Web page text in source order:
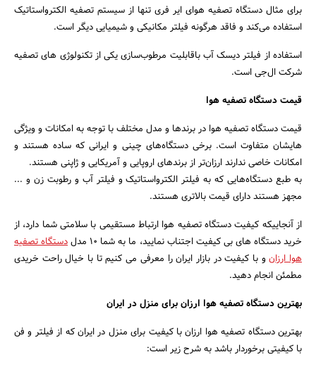
برای مثال دستگاه تصفیه هوای ایر فری تنها از سیستم تصفیه الکترواستاتیک
استفاده می‌کند و فاقد هرگونه فیلتر مکانیکی و شیمیایی دیگر است.
استفاده از فیلتر دیسک آب باقابلیت مرطوب‌سازی یکی از تکنولوژی های تصفیه
شرکت ال‌جی است.
قیمت دستگاه تصفیه هوا
قیمت دستگاه تصفیه هوا در برندها و مدل مختلف با توجه به امکانات و ویژگی
هایشان متفاوت است. برخی دستگاه‌های چینی و ایرانی که ساده هستند و
امکانات خاصی ندارند ارزان‌تر از برندهای اروپایی و آمریکایی و ژاپنی هستند.
به طبع دستگاه‌هایی که به فیلتر الکترواستاتیک و فیلتر آب و رطوبت زن و ...
مجهز هستند دارای قیمت بالاتری هستند.
از آنجاییکه کیفیت دستگاه تصفیه هوا ارتباط مستقیمی با سلامتی شما دارد، از
خرید دستگاه های بی کیفیت اجتناب نمایید، ما به شما 10 مدل
دستگاه تصفیه
هوا ارزانو با کیفیت در بازار ایران را معرفی می کنیم تا با خیال راحت خریدی
مطمئن انجام دهید.
بهترین دستگاه تصفیه هوا ارزان برای منزل در ایران
بهترین دستگاه تصفیه هوا ارزان با کیفیت برای منزل در ایران که از فیلتر و فن
با کیفیتی برخوردار باشد به شرح زیر است: